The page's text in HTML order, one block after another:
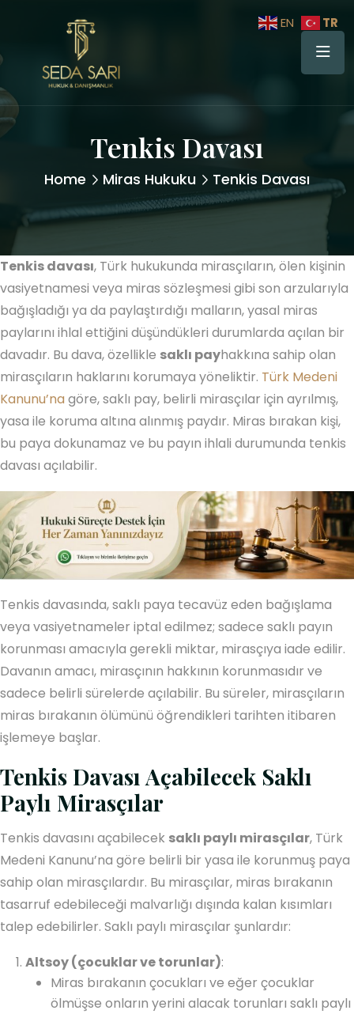
Tenkis Davası
Home Miras Hukuku Tenkis Davası
Tenkis davası, Türk hukukunda mirasçıların, ölen kişinin
vasiyetnamesi veya miras sözleşmesi gibi son arzularıyla
bağışladığı ya da paylaştırdığı malların, yasal miras
paylarını ihlal ettiğini düşündükleri durumlarda açılan bir
davadır. Bu dava, özellikle saklı payhakkına sahip olan
mirasçıların haklarını korumaya yöneliktir. Türk Medeni
Kanunu’na göre, saklı pay, belirli mirasçılar için ayrılmış,
yasa ile koruma altına alınmış paydır. Miras bırakan kişi,
bu paya dokunamaz ve bu payın ihlali durumunda tenkis
davası açılabilir.
Tenkis davasında, saklı paya tecavüz eden bağışlama
veya vasiyetnameler iptal edilmez; sadece saklı payın
korunması amacıyla gerekli miktar, mirasçıya iade edilir.
Davanın amacı, mirasçının hakkının korunmasıdır ve
sadece belirli sürelerde açılabilir. Bu süreler, mirasçıların
miras bırakanın ölümünü öğrendikleri tarihten itibaren
işlemeye başlar.
Tenkis Davası Açabilecek Saklı
Paylı Mirasçılar
Tenkis davasını açabilecek saklı paylı mirasçılar, Türk
Medeni Kanunu’na göre belirli bir yasa ile korunmuş paya
sahip olan mirasçılardır. Bu mirasçılar, miras bırakanın
tasarruf edebileceği malvarlığı dışında kalan kısımları
talep edebilirler. Saklı paylı mirasçılar şunlardır:
Altsoy (çocuklar ve torunlar):
Miras bırakanın çocukları ve eğer çocuklar
ölmüşse onların yerini alacak torunları saklı paylı
EN TR